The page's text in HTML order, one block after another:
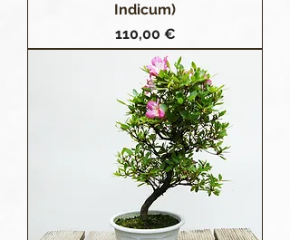
Indicum)
Prix
110,00 €